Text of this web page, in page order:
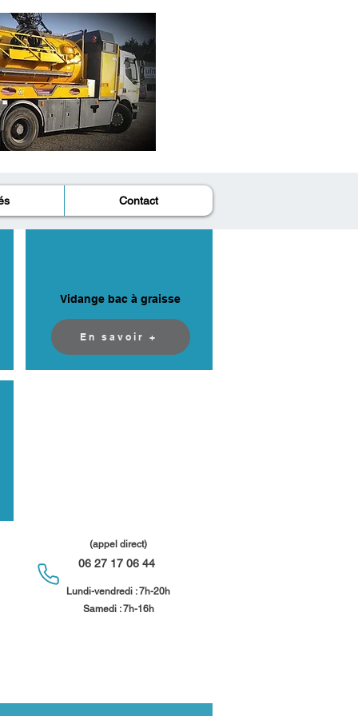
Contact
Vidange bac à graisse
En savoir +
(appel direct)
06 27 17 06 44
Lundi-vendredi : 7h-20h
Samedi : 7h-16h​​